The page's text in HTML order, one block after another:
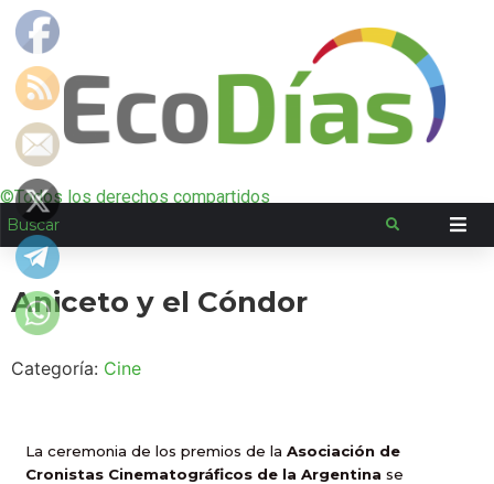
©Todos los derechos compartidos
Aniceto y el Cóndor
Categoría: Cine
La ceremonia de los premios de la Asociación de
Cronistas Cinematográficos de la Argentina se